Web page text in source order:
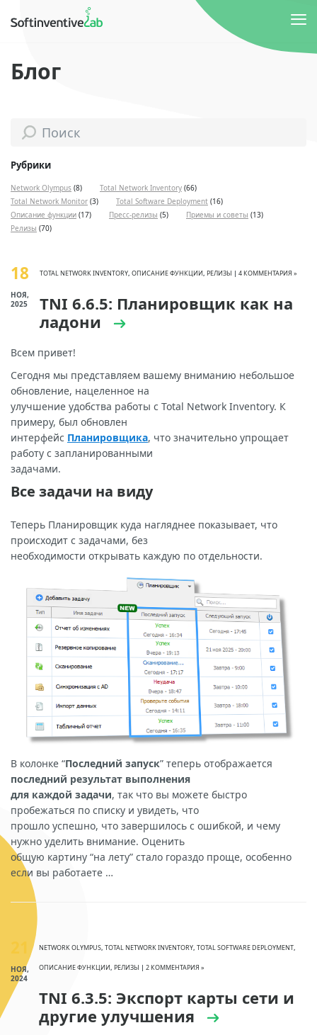
Блог
Рубрики
Network Olympus (8) Total Network Inventory (66)
Total Network Monitor (3) Total Software Deployment (16)
Описание функции (17) Пресс-релизы (5) Приемы и советы (13)
Релизы (70)
18
НОЯ,
2025
TOTAL NETWORK INVENTORY,ОПИСАНИЕ ФУНКЦИИ,РЕЛИЗЫ |4 КОММЕНТАРИЯ »
TNI 6.6.5: Планировщик как на
ладони
Всем привет!
Сегодня мы представляем вашему вниманию небольшое
обновление, нацеленное на
улучшение удобства работы с Total Network Inventory. К
примеру, был обновлен
интерфейс Планировщика, что значительно упрощает
работу с запланированными
задачами.
Все задачи на виду
Теперь Планировщик куда нагляднее показывает, что
происходит с задачами, без
необходимости открывать каждую по отдельности.
В колонке “Последний запуск” теперь отображается
последний результат выполнения
для каждой задачи, так что вы можете быстро
пробежаться по списку и увидеть, что
прошло успешно, что завершилось с ошибкой, и чему
нужно уделить внимание. Оценить
общую картину “на лету” стало гораздо проще, особенно
если вы работаете …
21
НОЯ,
2024
NETWORK OLYMPUS, TOTAL NETWORK INVENTORY, TOTAL SOFTWARE DEPLOYMENT,
ОПИСАНИЕ ФУНКЦИИ, РЕЛИЗЫ | 2 КОММЕНТАРИЯ »
TNI 6.3.5: Экспорт карты сети и
другие улучшения